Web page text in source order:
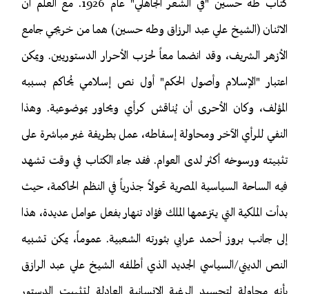
كتاب طه حسين "في الشعر الجاهلي" عام 1926. مع العلم أن
الاثنان (الشيخ علي عبد الرزاق وطه حسين) هما من خريجي جامع
الأزهر الشريف، وقد انضما معاً لحزب الأحرار الدستوريين. ويمكن
اعتبار "الإسلام وأصول الحكم" أول نص إسلامي يُحاكم بسببه
المؤلف، وكان الأحرى أن يُناقش كرأي ويحاور بموضوعية. وهذا
النفي للرأي الآخر ومحاولة إسقاطه، عمل بطريقة غير مباشرة على
تثبيته ورسوخه أكثر لدى العوام. فقد جاء الكتاب في وقت تشهد
فيه الساحة السياسية المصرية تحولاً جذرياً في النظم الحاكمة، حيث
بدأت الملكية التي يتزعمها الملك فؤاد تنهار بفعل عوامل عديدة، هذا
إلى جانب بروز أحمد عرابي بثورته الشعبية. عموماً، يمكن تشبيه
النص الديني/السياسي الجديد الذي أطلقه الشيخ علي عبد الرازق